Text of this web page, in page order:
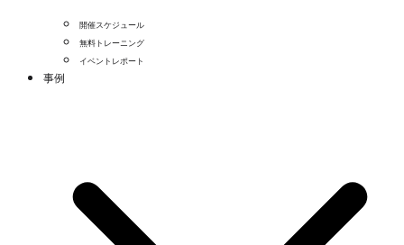
開催スケジュール
無料トレーニング
イベントレポート
事例